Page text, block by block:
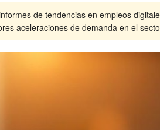
de tendencias en empleos
aceleraciones de demanda en el